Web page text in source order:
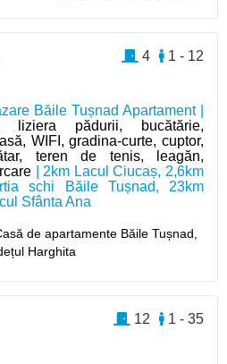
Băile Tușnad Apartament |
liziera pădurii, bucătărie,
WIFI, gradina-curte, cuptor,
teren de tenis, leagăn,
| 2km Lacul Ciucaș, 2,6km
schi Băile Tușnad, 23km
Sfânta Ana
de apartamente Băile Tușnad,
Harghita
1 - 12
4
1 - 35
12